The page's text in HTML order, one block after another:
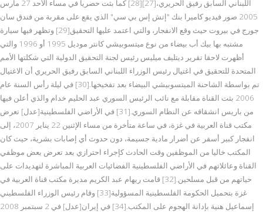
اللبناني السابق رفيق الحريري،[27][28] كما بثت حصريا في مساء الأحد 27 مارس
2005 صور فيديو كاميرا بنك "إتش إس بي سي" الذي يقع على مقربة من فندق سان
جورج في بيروت حيث وقع الانفجار، والتي اعتمد عليها التحقيق[29] وتظهر فيها سيارة
مشتبه بها بيك أب بيضاء من نوع ميتسوبيشي كانتر موديل 1995 أو 1996 والتي
أظهرت لاحقا تقرير ديتليف ميليس رئيس لجنة التحقيق الدولية التي شكلتها الأمم
المتحدة للتحقيق في اغتيال رئيس الوزراء اللبناني السابق رفيق الحريري أن الاغتيال
تم بواسطة الشاحنة الميتسوبيشي البيضاء بعد تفخيخها.[30] في ليلة رأس السنة عام
2006 بثت القناة مقابلة مع نائب الرئيس السوري عبد الحليم خدام والذي أعلن فيها
من باريس انشقاقه عن النظام السوري.[31] في الأراضي الفلسطينية[عدل] تعرض
مكتب قناة العربية في غزة، في ساعة متأخرة من مساء الإثنين 22 يناير 2007، إلى
انفجار كبير أسفر عن أضرار مادية جسيمة، دون حدوث أي إصابات بشرية، حيث كان
المكتب خاليا من الموظفين وقت الحادث كإجراء احترازي بعد تعرض بعض موظفي
القناة وعائلاتهم في الأراضي الفلسطينية الفضائيات العربية المباشرة لتهديدات على
حياتهم من قبل مسلحين.[32] قامت ريهام عبد الكريم مديرة مكتب قناة العربية في
غزة بتحميل الحكومة الفلسطينية المسؤولية[33] وقام رئيس الوزراء الفلسطيني
إسماعيل هنية بإدانة الهجوم على المكتب.[34] في إيران[عدل] في 2 سبتمبر 2008